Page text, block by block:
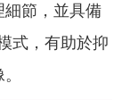
細節，並具備
式，有助於抑